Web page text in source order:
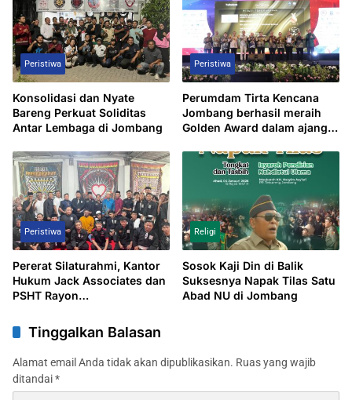
Sekolah Rakyat Terintegritas
1 Jombang
Peristiwa
Konsolidasi dan Nyate
Bareng Perkuat Soliditas
Antar Lembaga di Jombang
Peristiwa
Perumdam Tirta Kencana
Jombang berhasil meraih
Golden Award dalam ajang
bukti konsistensi kinerja
serta komitmen terhadap
inovasi yang berkelanjutan
Peristiwa
Pererat Silaturahmi, Kantor
Hukum Jack Associates dan
PSHT Rayon
Bihalal 1447 H
Religi
Sosok Kaji Din di Balik
Suksesnya Napak Tilas Satu
Abad NU di Jombang
Tinggalkan Balasan
Alamat email Anda tidak akan dipublikasikan. Ruas yang wajib
ditandai*